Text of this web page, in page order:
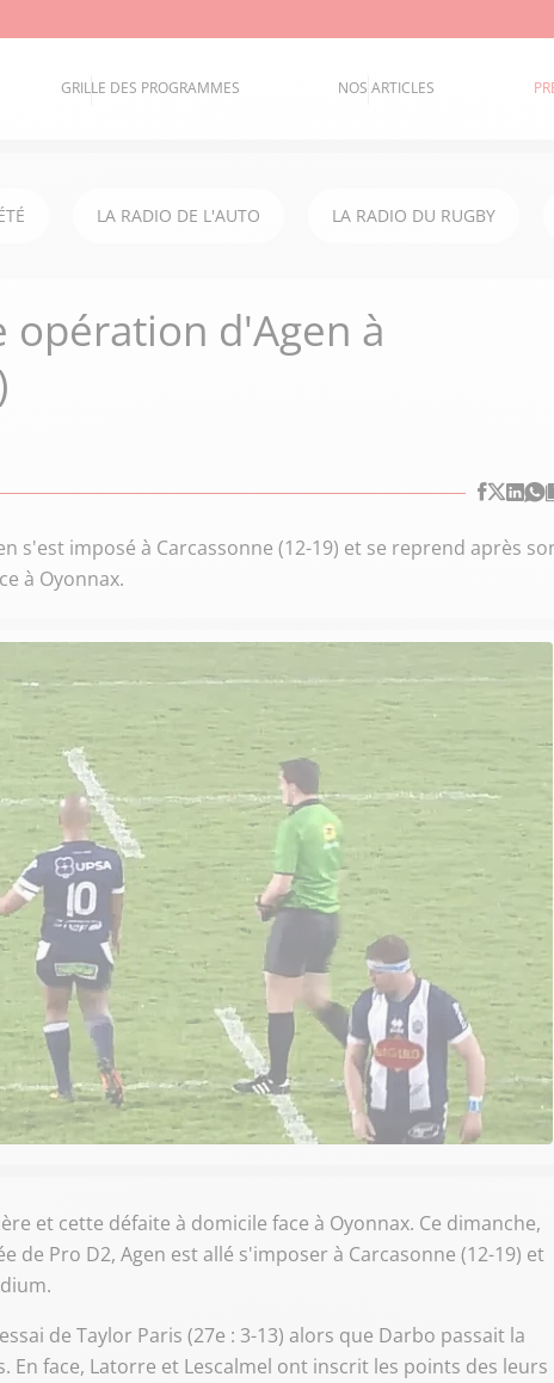
GRILLE DES PROGRAMMES NOS ARTICLES
LA RADIO DE L'AUTO LA RADIO DU RUGBY
opération d'Agen à
s'est imposé à Carcassonne (12-19) et se reprend après
à Oyonnax.
et cette défaite à domicile face à Oyonnax. Ce dimanche,
Pro D2, Agen est allé s'imposer à Carcasonne (12-19) et
de Taylor Paris (27e : 3-13) alors que Darbo passait la
face, Latorre et Lescalmel ont inscrit les points des leurs